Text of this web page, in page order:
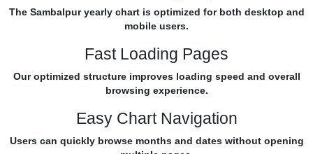
The Sambalpur yearly chart is optimized for both desktop and
mobile users.
Fast Loading Pages
Our optimized structure improves loading speed and overall
browsing experience.
Easy Chart Navigation
Users can quickly browse months and dates without opening